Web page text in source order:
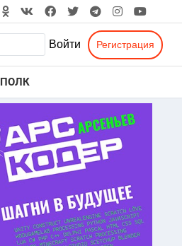
Войти Регистрация